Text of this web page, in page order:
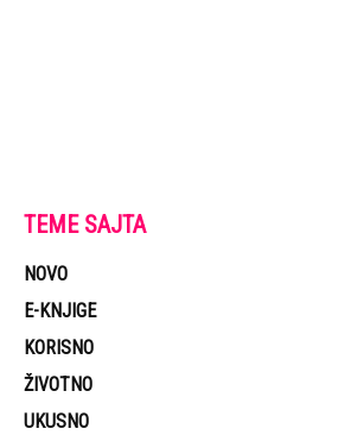
TEME SAJTA
NOVO
E-KNJIGE
KORISNO
ŽIVOTNO
UKUSNO